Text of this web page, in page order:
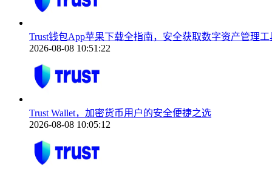
Trust钱包App苹果下载全指南，安全获取数字资产管理工
2026-08-08 10:51:22
Trust Wallet，加密货币用户的安全便捷之选
2026-08-08 10:05:12